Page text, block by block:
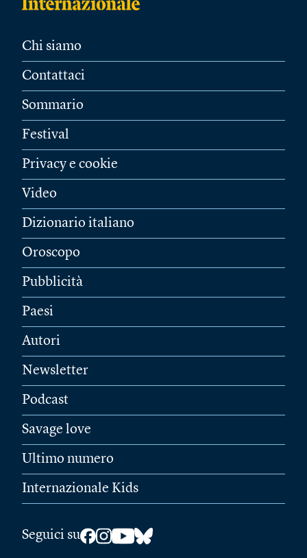
Chi siamo
Contattaci
Sommario
Festival
Privacy e cookie
Video
Dizionario italiano
Oroscopo
Pubblicità
Paesi
Autori
Newsletter
Podcast
Savage love
Ultimo numero
Internazionale Kids
Seguici su